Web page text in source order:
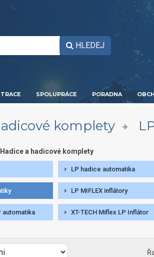
HLEDEJ
SPOLUPRÁCE PORADNA
komplety
Hadice a hadicové komplety
LP hadice automatika
LP MIFLEX inflátory
automatika XT-TECH Miflex LP Inflátor